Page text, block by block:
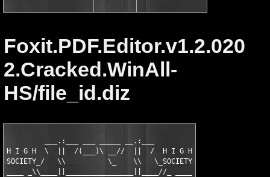
Foxit.PDF.Editor.v1.2.020
2.Cracked.WinAll-
HS/file_id.diz
         ___.:___ ___ _____ __.:___
H I G H  \  ||  /(___)\ __//  ||  /  H I G H
SOCIETY_/   \\          \_    \\   \_SOCIETY
____ _\\____||________________||____//_ ____